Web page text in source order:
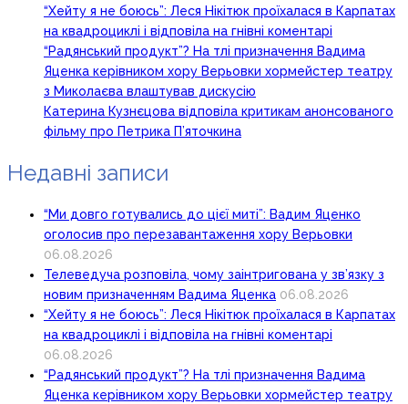
“Хейту я не боюсь”: Леся Нікітюк проїхалася в Карпатах
на квадроциклі і відповіла на гнівні коментарі
“Радянський продукт”? На тлі призначення Вадима
Яценка керівником хору Верьовки хормейстер театру
з Миколаєва влаштував дискусію
Катерина Кузнєцова відповіла критикам анонсованого
фільму про Петрика П’яточкина
Недавні записи
“Ми довго готувались до цієї миті”: Вадим Яценко
оголосив про перезавантаження хору Верьовки
06.08.2026
Телеведуча розповіла, чому заінтригована у зв’язку з
новим призначенням Вадима Яценка 06.08.2026
“Хейту я не боюсь”: Леся Нікітюк проїхалася в Карпатах
на квадроциклі і відповіла на гнівні коментарі
06.08.2026
“Радянський продукт”? На тлі призначення Вадима
Яценка керівником хору Верьовки хормейстер театру